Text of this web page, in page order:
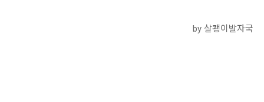
by 살쾡이발자국